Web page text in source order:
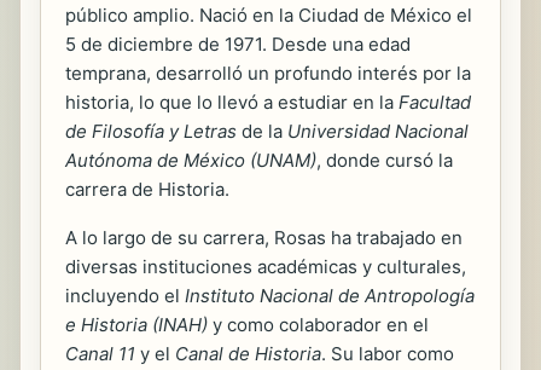
público amplio. Nació en la Ciudad de México el
5 de diciembre de 1971. Desde una edad
temprana, desarrolló un profundo interés por la
historia, lo que lo llevó a estudiar en la Facultad
de Filosofía y Letras de la Universidad Nacional
Autónoma de México (UNAM), donde cursó la
carrera de Historia.
A lo largo de su carrera, Rosas ha trabajado en
diversas instituciones académicas y culturales,
incluyendo el Instituto Nacional de Antropología
e Historia (INAH) y como colaborador en el
Canal 11 y el Canal de Historia. Su labor como